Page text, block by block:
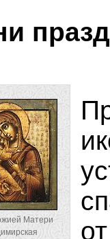
Матери